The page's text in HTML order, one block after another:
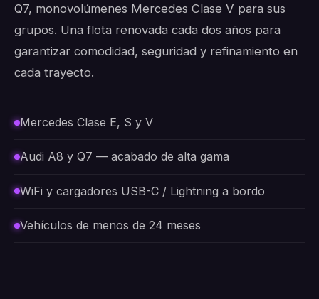
Q7, monovolúmenes Mercedes Clase V para sus
grupos. Una flota renovada cada dos años para
garantizar comodidad, seguridad y refinamiento en
cada trayecto.
Mercedes Clase E, S y V
Audi A8 y Q7 — acabado de alta gama
WiFi y cargadores USB-C / Lightning a bordo
Vehículos de menos de 24 meses